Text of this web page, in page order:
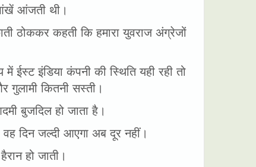
आंजती थी।
ठोककर कहती कि हमारा युवराज अंग्रेजों
ईस्ट इंडिया कंपनी की स्थिति यही रही तो
कितनी सस्ती।
बुजदिल हो जाता है।
दिन जल्दी आएगा अब दूर नहीं।
हो जाती।